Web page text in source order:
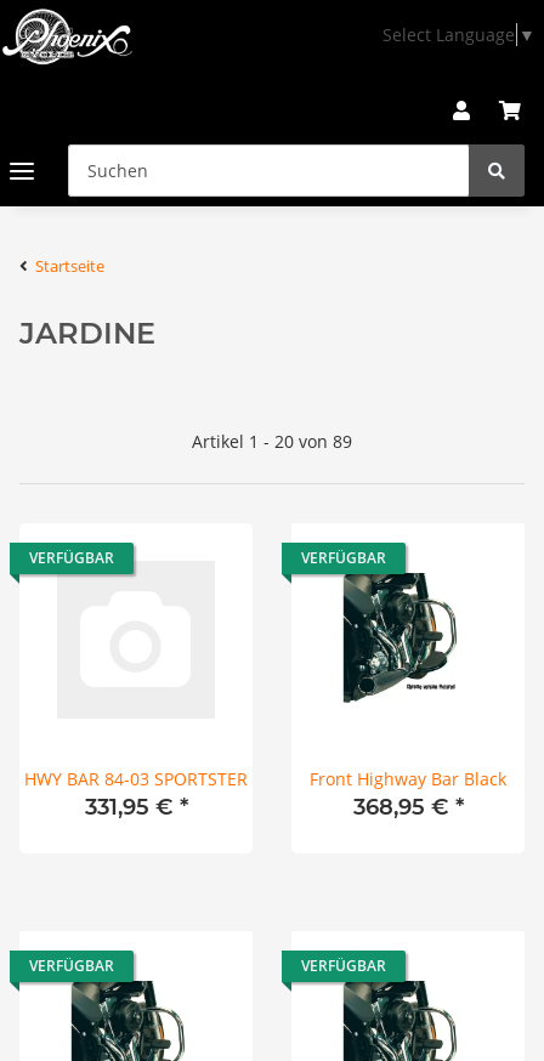
Select Language ▼
Startseite
JARDINE
Artikel 1 - 20 von 89
VERFÜGBAR
HWY BAR 84-03 SPORTSTER
331,95 € *
VERFÜGBAR
Front Highway Bar Black
368,95 € *
VERFÜGBAR VERFÜGBAR